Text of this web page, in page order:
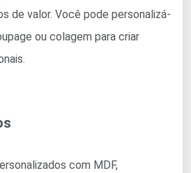
de valor. Você pode personalizá-
ou colagem para criar
com MDF,